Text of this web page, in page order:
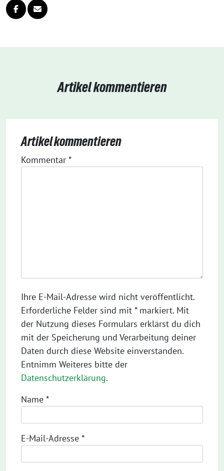
Artikel kommentieren
Artikel kommentieren
Kommentar *
Ihre E-Mail-Adresse wird nicht veröffentlicht.
Erforderliche Felder sind mit * markiert. Mit
der Nutzung dieses Formulars erklärst du dich
mit der Speicherung und Verarbeitung deiner
Daten durch diese Website einverstanden.
Entnimm Weiteres bitte der
Datenschutzerklärung.
Name *
E-Mail-Adresse *